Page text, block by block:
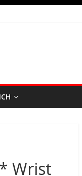
* Föhrden-Barl *
Wrist